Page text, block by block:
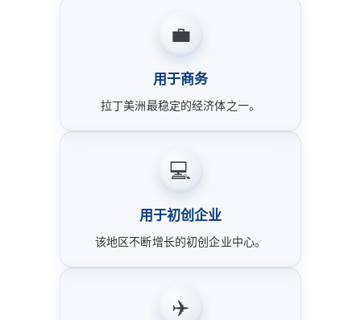
💼
用于商务
拉丁美洲最稳定的经济体之一。
💻
用于初创企业
该地区不断增长的初创企业中心。
✈️